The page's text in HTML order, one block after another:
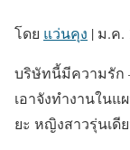
โดย แว่นคุง | ม.ค.
บริษัทนี้มีความรัก
เอาจังทำงานใน
ยะ หญิงสาวรุ่นเดี